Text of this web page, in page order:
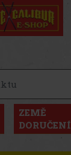
ZEMĚ
DORUČENÍ